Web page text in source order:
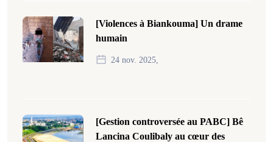
[Violences à Biankouma] Un drame
humain
24 nov. 2025,
[Gestion controversée au PABC] Bê
Lancina Coulibaly au cœur des